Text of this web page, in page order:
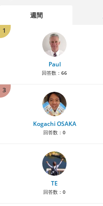
週間
1
Paul
回答数： 66
3
Kogachi OSAKA
回答数： 0
TE
回答数： 0